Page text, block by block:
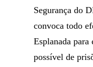
Segurança do
convoca todo
Esplanada
possível de